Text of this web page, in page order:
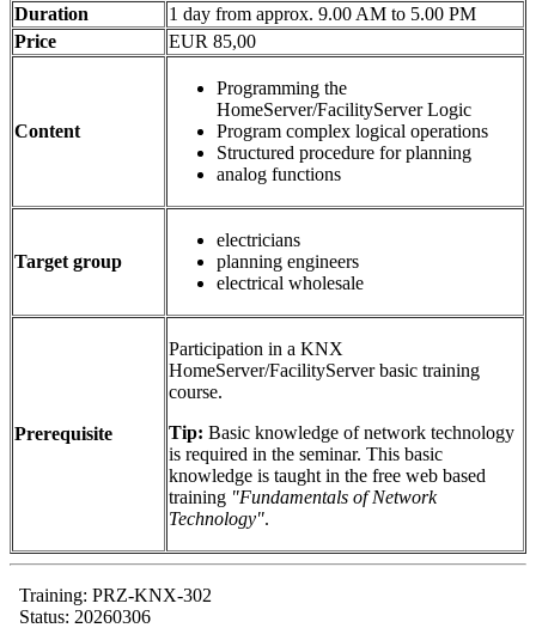
Duration
1 day from approx. 9.00 AM to 5.00 PM
Price
EUR 85,00
Content
Programming the
HomeServer/FacilityServer Logic
Program complex logical operations
Structured procedure for planning
analog functions
Target group
electricians
planning engineers
electrical wholesale
Prerequisite
Participation in a KNX
HomeServer/FacilityServer basic training
course.
Tip: Basic knowledge of network technology
is required in the seminar. This basic
knowledge is taught in the free web based
training "Fundamentals of Network
Technology".
Training: PRZ-KNX-302
Status: 20260306